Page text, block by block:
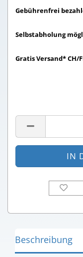
Gebührenfrei
Selbstabholung
Gratis Versand* CH/
Beschreibung